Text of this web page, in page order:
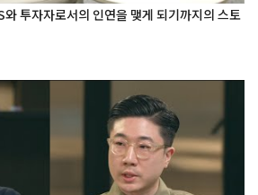
투자자로서의 인연을 맺게 되기까지의 스토